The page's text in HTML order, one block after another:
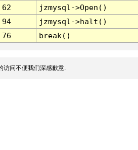
62
jzmysql->Open()
94
jzmysql->halt()
76 break()
访问不便我们深感歉意.